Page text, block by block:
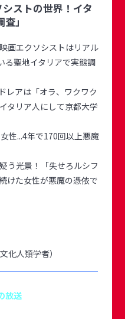
ストの世界！イタ
」
画エクソシストはリアル
る聖地イタリアで実態調
レアは「オラ、ワクワク
タリア人にして京都大学
性...4年で170回以上悪魔
う光景！「失せろルシフ
けた女性が悪魔の憑依で
化人類学者）
放送